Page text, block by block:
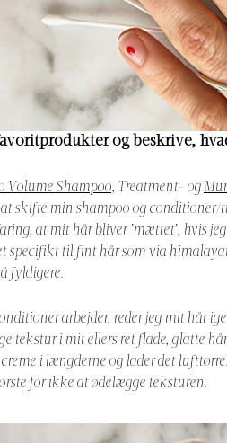
og beskrive,
Volume Shampoo, Treatment- og
at skifte min shampoo og
at mit hår bliver ’mættet’, hvis
specifikt til fint hår som via
fyldigere.
arbejder, reder jeg mit hår
tekstur i mit ellers ret flade, glatte
i længderne og lader det
for ikke at ødelægge teksturen.